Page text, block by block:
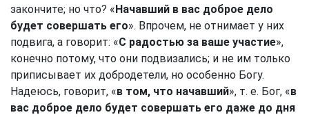
закончите; но что? «Начавший в вас доброе дело
будет совершать его». Впрочем, не отнимает у них
подвига, а говорит: «С радостью за ваше участие»,
конечно потому, что они подвизались; и не им только
приписывает их добродетели, но особенно Богу.
Надеюсь, говорит, «в том, что начавший», т. е. Бог, «в
вас доброе дело будет совершать его даже до дня